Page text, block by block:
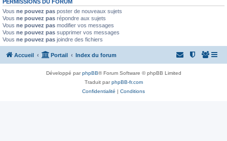
PERMISSIONS DU FORUM
Vous ne pouvez pas poster de nouveaux sujets
Vous ne pouvez pas répondre aux sujets
Vous ne pouvez pas modifier vos messages
Vous ne pouvez pas supprimer vos messages
Vous ne pouvez pas joindre des fichiers
Accueil Portail Index du forum
Développé parphpBB® Forum Software © phpBB Limited
Traduit parphpBB-fr.com
Confidentialité | Conditions